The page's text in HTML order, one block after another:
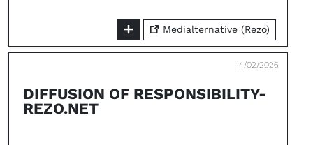
Medialternative (Rezo)
14/02/2026
DIFFUSION OF RESPONSIBILITY-
REZO.NET